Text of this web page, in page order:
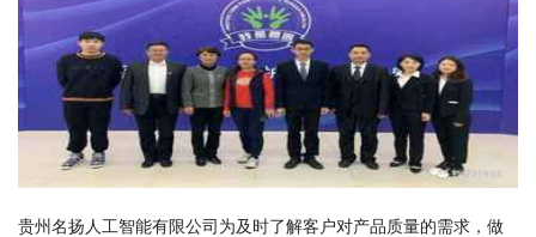
贵州名扬人工智能有限公司为及时了解客户对产品质量的需求，做